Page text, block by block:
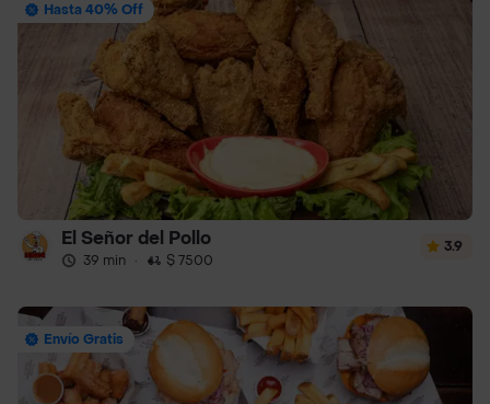
Hasta 40% Off
El Señor del Pollo
39 min · $ 7500
3.9
Envío Gratis